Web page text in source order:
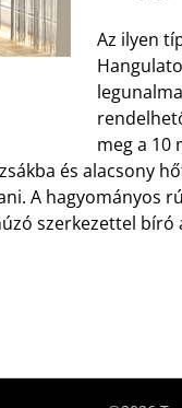
Az ilyen
meg a 10
és alacsony
A hagyományos
szerkezettel